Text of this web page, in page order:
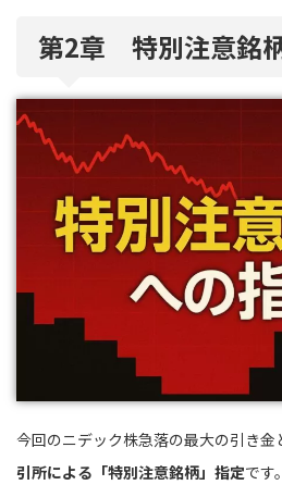
第2章 特別注意銘
今回のニデック株急落の最大の引き金
引所による「特別注意銘柄」指定です。